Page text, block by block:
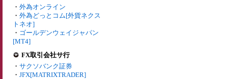
・ 外為オンライン
・ 外為どっとコム[外貨ネクス
トネオ]
・ ゴールデンウェイジャパン
[MT4]
FX取引会社サ行
・ サクソバンク証券
・ JFX[MATRIXTRADER]